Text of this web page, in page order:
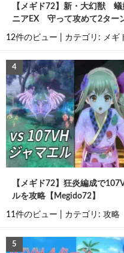
【メギド72】新・大幻獣 蟻
ニアEX 守って攻めて2ター
12件のビュー カテゴリ: メギ
【メギド72】狂炎編成で
ルを攻略【Megido72】
11件のビュー カテゴリ: 攻略